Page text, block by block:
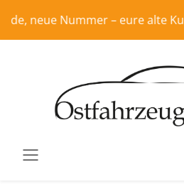
Zum Hauptinhalt springen
neue Nummer – eure alte